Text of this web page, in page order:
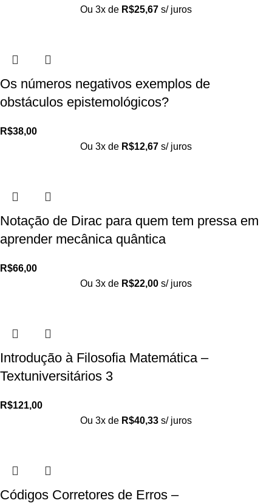
Ou 3x de R$25,67 s/ juros
Os números negativos exemplos de
obstáculos epistemológicos?
R$38,00
Ou 3x de R$12,67 s/ juros
Notação de Dirac para quem tem pressa em
aprender mecânica quântica
R$66,00
Ou 3x de R$22,00 s/ juros
Introdução à Filosofia Matemática –
Textuniversitários 3
R$121,00
Ou 3x de R$40,33 s/ juros
Códigos Corretores de Erros –